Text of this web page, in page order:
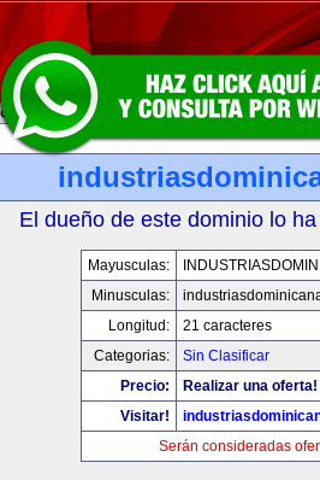
El dueño de este dominio lo
Mayusculas:
Minusculas:
Longitud:
21 caracteres
Categorias:
Sin Clasificar
Precio:
Realizar una oferta!
Visitar!
Serán consideradas